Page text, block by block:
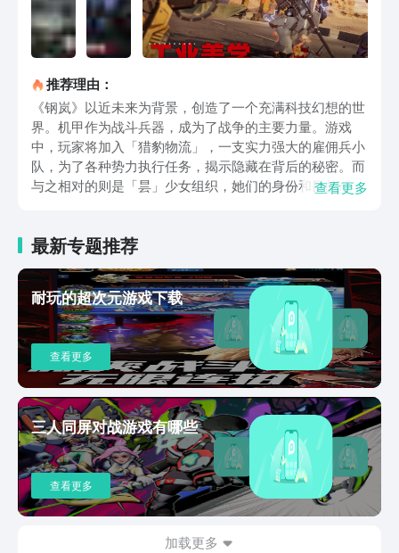
推荐理由：
《钢岚》以近未来为背景，创造了一个充满科技幻想的世
界。机甲作为战斗兵器，成为了战争的主要力量。游戏
中，玩家将加入「猎豹物流」，一支实力强大的雇佣兵小
队，为了各种势力执行任务，揭示隐藏在背后的秘密。而
与之相对的则是「昙」少女组织，她们的身份和目的成为
仅仅是战斗的指挥官，还可以自由地定制机甲的各个部
件，包括头部、双手、双腿和武器。这种自定义机甲的机
制为游戏添加了深度的策略性，让玩家可以根据不同的战
斗情况和自己的偏好，调整机甲的配置，从而获得战斗中
的优势。在《钢岚》中，机甲的养成也是一个重要的要
素。玩家可以通过战斗获得资源，用于强化机甲的属性和
能力。充满战略性的战斗系统和丰富的养成机制，使得玩
家能够在游戏中不断发展壮大自己的雇佣兵小队。在「猎
豹物流」的任务中，玩家将逐渐揭示出隐藏在世界背后的
神秘阴谋。与「昙」少女组织的互动和合作，将引领玩家
踏上一段扣人心弦的冒险之旅。故事中的角色鲜明个性，
情节紧凑跌宕，将为玩家呈现出一个引人入胜的未来世
界。《钢岚》不仅在玩法上颇具创意，其精美的画面也是
其吸引力之一。游戏中的机甲设计华丽精致，呈现出未来
科技的视觉感受。细致的战斗场景和特效，将让玩家仿佛
身临其境，感受到机甲战斗的紧张刺激。以上就是钢岚预
查看更多
最新专题推荐
耐玩的超次元游戏下载
查看更多
三人同屏对战游戏有哪些
查看更多
加载更多